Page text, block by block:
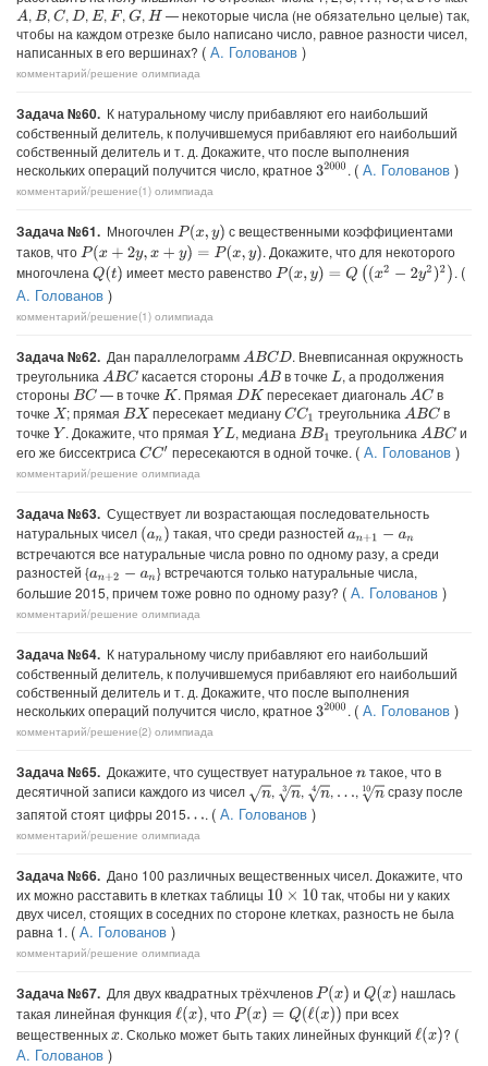
…
A , B ,C, D , E , F ,G, H — некоторые числа (не обязательно целые) так,
чтобы на каждом отрезке было написано число, равное разности чисел,
написанных в его вершинах? ( А. Голованов )
комментарий/решение олимпиада
Задача №60. К натуральному числу прибавляют его наибольший
собственный делитель, к получившемуся прибавляют его наибольший
собственный делитель и т. д. Докажите, что после выполнения
нескольких операций получится число, кратное 32000. (А. Голованов )
комментарий/решение(1) олимпиада
Задача №61. Многочлен P(x,y)
с вещественными коэффициентами
таков, чтоP(x+ 2y, x+y)=P(x ,y)
. Докажите, что для некоторого
многочлена Q(t) имеет место равенствоP(x,y)=Q ((x 2− 2y2)2 ) . (
А. Голованов )
комментарий/решение(1) олимпиада
Задача №62. Дан параллелограммABCD
. Вневписанная окружность
треугольника ABC касается стороны AB в точке L , а продолжения
стороны BC — в точке K . Прямая DK пересекает диагональAC в
точке X ; прямая BX пересекает медиануCC1 треугольника ABC
в
точке Y . Докажите, что прямаяYL , медиана BB1 треугольника ABC
и
его же биссектриса CC′ пересекаются в одной точке. ( А. Голованов)
комментарий/решение олимпиада
Задача №63. Существует ли возрастающая последовательность
натуральных чисел (an) такая, что среди разностей an+1 −an
встречаются все натуральные числа ровно по одному разу, а среди
разностей {an+2 −a n
} встречаются только натуральные числа,
большие 2015, причем тоже ровно по одному разу? ( А. Голованов )
комментарий/решение олимпиада
Задача №64. К натуральному числу прибавляют его наибольший
собственный делитель, к получившемуся прибавляют его наибольший
собственный делитель и т. д. Докажите, что после выполнения
нескольких операций получится число, кратное 32000. (А. Голованов )
комментарий/решение(2) олимпиада
Задача №65. Докажите, что существует натуральное nтакое, что в
десятичной записи каждого из чисел n , n3 , n4 , , n10сразу после
запятой стоят цифры 2015
. (А. Голованов )
комментарий/решение олимпиада
Задача №66. Дано 100 различных вещественных чисел. Докажите, что
их можно расставить в клетках таблицы 10 ×10
так, чтобы ни у каких
двух чисел, стоящих в соседних по стороне клетках, разность не была
равна 1. ( А. Голованов )
комментарий/решение олимпиада
Задача №67. Для двух квадратных трёхчленовP(x) и Q(x)
нашлась
такая линейная функция ℓ(x) , чтоP(x)=Q(ℓ x))
при всех
вещественныхx. Сколько может быть таких линейных функцийℓ(x) ? (
А. Голованов )